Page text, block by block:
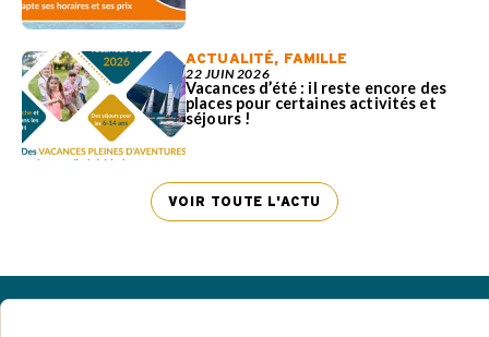
ACTUALITÉ, FAMILLE
22 JUIN 2026
Vacances d’été : il reste encore des
places pour certaines activités et
séjours !
VOIR TOUTE L'ACTU